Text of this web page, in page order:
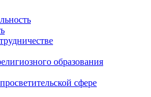
образования
сфере